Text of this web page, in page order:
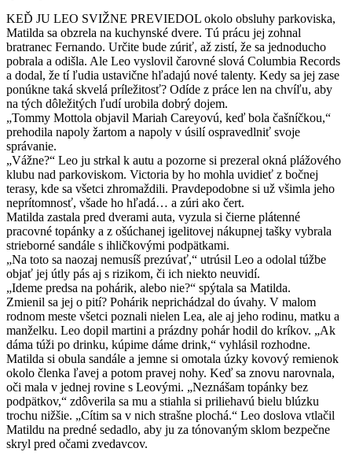
KEĎ JU LEO SVIŽNE PREVIEDOL okolo obsluhy parkoviska,
Matilda sa obzrela na kuchynské dvere. Tú prácu jej zohnal
bratranec Fernando. Určite bude zúriť, až zistí, že sa jednoducho
pobrala a odišla. Ale Leo vyslovil čarovné slová Columbia Records
a dodal, že tí ľudia ustavične hľadajú nové talenty. Kedy sa jej zase
ponúkne taká skvelá príležitosť? Odíde z práce len na chvíľu, aby
na tých dôležitých ľudí urobila dobrý dojem.
„Tommy Mottola objavil Mariah Careyovú, keď bola čašníčkou,“
prehodila napoly žartom a napoly v úsilí ospravedlniť svoje
správanie.
„Vážne?“ Leo ju strkal k autu a pozorne si prezeral okná plážového
klubu nad parkoviskom. Victoria by ho mohla uvidieť z bočnej
terasy, kde sa všetci zhromaždili. Pravdepodobne si už všimla jeho
neprítomnosť, všade ho hľadá… a zúri ako čert.
Matilda zastala pred dverami auta, vyzula si čierne plátenné
pracovné topánky a z ošúchanej igelitovej nákupnej tašky vybrala
strieborné sandále s ihličkovými podpätkami.
„Na toto sa naozaj nemusíš prezúvať,“ utrúsil Leo a odolal túžbe
objať jej útly pás aj s rizikom, či ich niekto neuvidí.
„Ideme predsa na pohárik, alebo nie?“ spýtala sa Matilda.
Zmienil sa jej o pití? Pohárik neprichádzal do úvahy. V malom
rodnom meste všetci poznali nielen Lea, ale aj jeho rodinu, matku a
manželku. Leo dopil martini a prázdny pohár hodil do kríkov. „Ak
dáma túži po drinku, kúpime dáme drink,“ vyhlásil rozhodne.
Matilda si obula sandále a jemne si omotala úzky kovový remienok
okolo členka ľavej a potom pravej nohy. Keď sa znovu narovnala,
oči mala v jednej rovine s Leovými. „Neznášam topánky bez
podpätkov,“ zdôverila sa mu a stiahla si priliehavú bielu blúzku
trochu nižšie. „Cítim sa v nich strašne plochá.“ Leo doslova vtlačil
Matildu na predné sedadlo, aby ju za tónovaným sklom bezpečne
skryl pred očami zvedavcov.